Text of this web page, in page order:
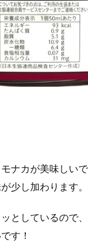
ナカが美味しいで
少し加わります。
としているので、
す！